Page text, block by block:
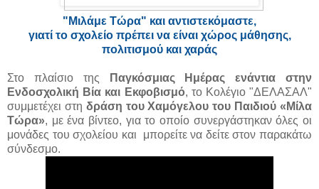
"Μιλάμε Τώρα" και αντιστεκόμαστε,
γιατί το σχολείο πρέπει να είναι χώρος μάθησης,
πολιτισμού και χαράς
Στο πλαίσιο της
Παγκόσμιας Ημέρας ενάντια στην
Ενδοσχολική Βία και Εκφοβισμό, το Κολέγιο "ΔΕΛΑΣΑΛ"
συμμετέχει στη δράση του Χαμόγελου του Παιδιού «Μίλα
Τώρα», με ένα βίντεο, για το οποίο συνεργάστηκαν όλες οι
μονάδες του σχολείου και μπορείτε να δείτε στον παρακάτω
σύνδεσμο.